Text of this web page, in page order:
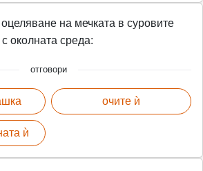
на мечката в суровите
околната среда:
отговори
ѝ
очите ѝ